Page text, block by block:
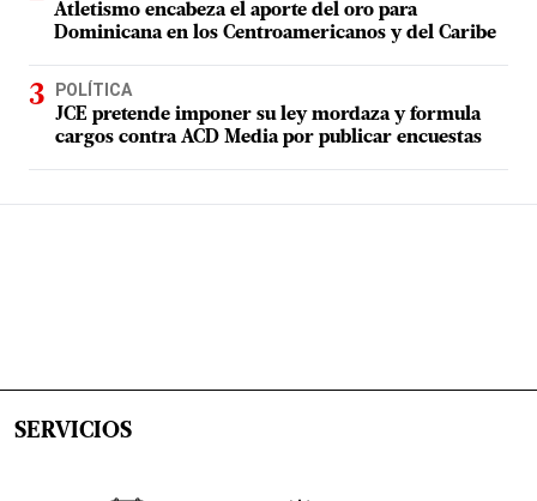
Atletismo encabeza el aporte del oro para
Dominicana en los Centroamericanos y del Caribe
POLÍTICA
JCE pretende imponer su ley mordaza y formula
cargos contra ACD Media por publicar encuestas
SERVICIOS